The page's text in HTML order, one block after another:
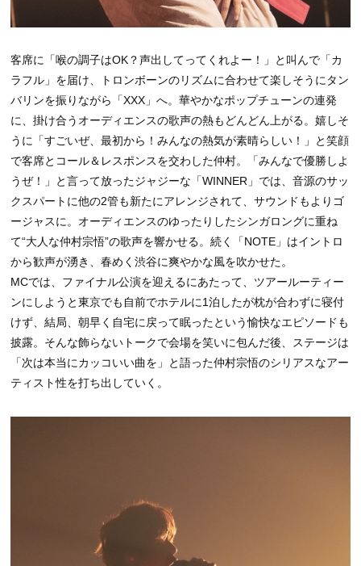
客席に「喉の調子はOK？声出してってくれよー！」と叫んで「カ
ラフル」を届け、トロンボーンのリズムに合わせて楽しそうにタン
バリンを振りながら「XXX」へ。華やかなポップチューンの連発
に、掛け合うオーディエンスの歌声の熱もどんどん上がる。嬉しそ
うに「すごいぜ、最初から！みんなの熱気が素晴らしい！」と笑顔
で客席とコール＆レスポンスを交わした仲村。「みんなで優勝しよ
うぜ！」と言って放ったジャジーな「WINNER」では、音源のサッ
クスパートに他の2管も新たにアレンジされて、サウンドもよりゴ
ージャスに。オーディエンスのゆったりしたシンガロングに重ね
て“大人な仲村宗悟”の歌声を響かせる。続く「NOTE」はイントロ
から歓声が湧き、春めく渋谷に爽やかな風を吹かせた。
MCでは、ファイナル公演を迎えるにあたって、ツアールーティー
ンにしようと東京でも自前でホテルに1泊したが枕が合わずに寝付
けず、結局、朝早く自宅に戻って眠ったという愉快なエピソードも
披露。そんな飾らないトークで会場を笑いに包んだ後、ステージは
「次は本当にカッコいい曲を」と語った仲村宗悟のシリアスなアー
ティスト性を打ち出していく。